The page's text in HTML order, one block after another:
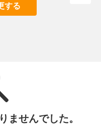
する
ませんでした。